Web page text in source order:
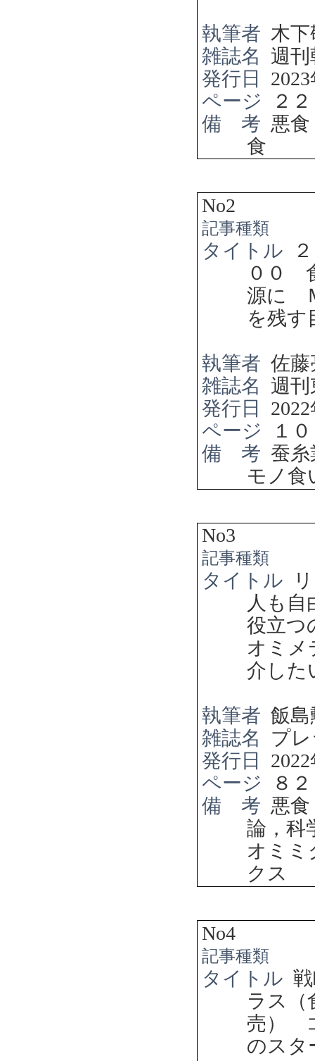
執筆者 木下
雑誌名
週刊
発行日
2023
ページ
２
備 考 悪
食
No2
記事種類
タイトル
００
源に
を残す
執筆者 佐藤
雑誌名
週
発行日
2022
ページ
１
備 考 蚕
モノ食
No3
記事種類
タイトル
人も
役立つ
オミメ
介した
執筆者 飯島
雑誌名
プ
発行日
2022
ページ
８
備 考 悪
論，科
オミミ
クス
No4
記事種類
タイトル
ラス（
売）
のスタ